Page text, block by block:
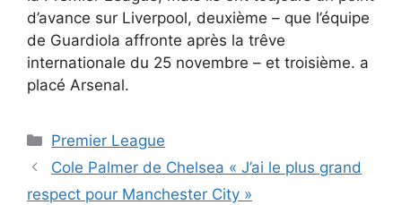
d’avance sur Liverpool, deuxième – que l’équipe
de Guardiola affronte après la trêve
internationale du 25 novembre – et troisième. a
placé Arsenal.
Catégories
Premier League
Cole Palmer de Chelsea « J’ai le plus grand
respect pour Manchester City »